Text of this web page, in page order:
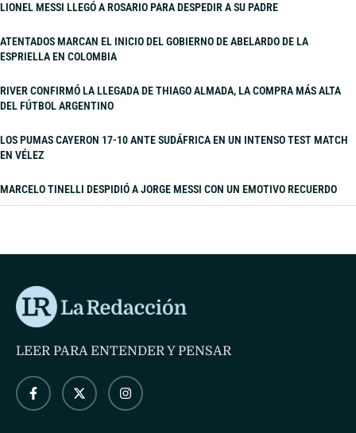
LIONEL MESSI LLEGÓ A ROSARIO PARA DESPEDIR A SU PADRE
ATENTADOS MARCAN EL INICIO DEL GOBIERNO DE ABELARDO DE LA
ESPRIELLA EN COLOMBIA
RIVER CONFIRMÓ LA LLEGADA DE THIAGO ALMADA, LA COMPRA MÁS ALTA
DEL FÚTBOL ARGENTINO
LOS PUMAS CAYERON 17-10 ANTE SUDÁFRICA EN UN INTENSO TEST MATCH
EN VÉLEZ
MARCELO TINELLI DESPIDIÓ A JORGE MESSI CON UN EMOTIVO RECUERDO
LEER PARA ENTENDER Y PENSAR